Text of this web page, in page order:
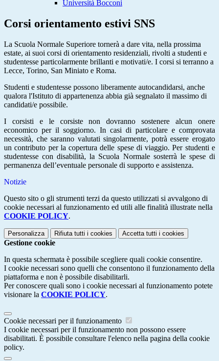
Università Bocconi
Corsi orientamento estivi SNS
La Scuola Normale Superiore tornerà a dare vita, nella prossima
estate, ai suoi corsi di orientamento residenziali, rivolti a studenti e
studentesse particolarmente brillanti e motivati/e. I corsi si terranno a
Lecce, Torino, San Miniato e Roma.
Studenti e studentesse possono liberamente autocandidarsi, anche
qualora l'Istituto di appartenenza abbia già segnalato il massimo di
candidati/e possibile.
I corsisti e le corsiste non dovranno sostenere alcun onere
economico per il soggiorno. In casi di particolare e comprovata
necessità, che saranno valutati singolarmente, potrà essere erogato
un contributo per la copertura delle spese di viaggio. Per studenti e
studentesse con disabilità, la Scuola Normale sosterrà le spese di
permanenza dell’eventuale personale di supporto e assistenza.
Notizie
Questo sito o gli strumenti terzi da questo utilizzati si avvalgono di
cookie necessari al funzionamento ed utili alle finalità illustrate nella
COOKIE POLICY.
Personalizza Rifiuta tutti i cookies Accetta tutti i cookies
Gestione cookie
In questa schermata è possibile scegliere quali cookie consentire.
I cookie necessari sono quelli che consentono il funzionamento della
piattaforma e non è possibile disabilitarli.
Per conoscere quali sono i cookie necessari al funzionamento potete
visionare la COOKIE POLICY.
Cookie necessari per il funzionamento
I cookie necessari per il funzionamento non possono essere
disabilitati. È possibile consultare l'elenco nella pagina della cookie
policy.